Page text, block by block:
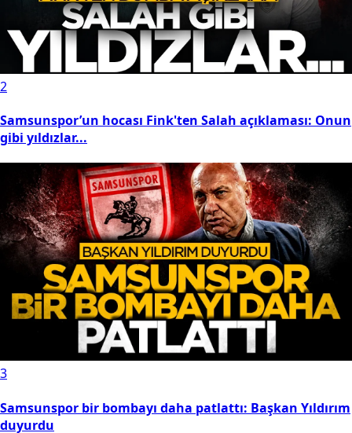
2
Samsunspor’un hocası Fink'ten Salah açıklaması: Onun
gibi yıldızlar...
3
Samsunspor bir bombayı daha patlattı: Başkan Yıldırım
duyurdu